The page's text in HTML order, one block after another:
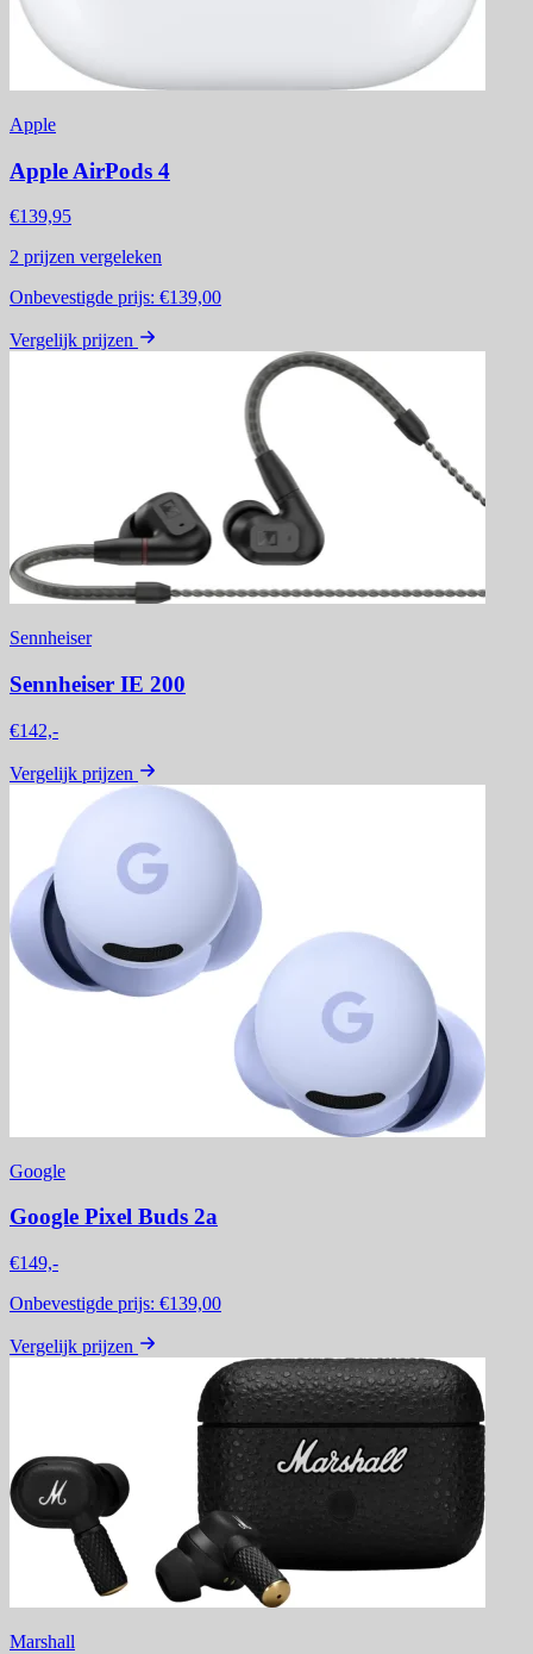
Apple
Apple AirPods 4
€139,95
2 prijzen vergeleken
Onbevestigde prijs: €139,00
Vergelijk prijzen
Sennheiser
Sennheiser IE 200
€142,-
Vergelijk prijzen
Google
Google Pixel Buds 2a
€149,-
Onbevestigde prijs: €139,00
Vergelijk prijzen
Marshall